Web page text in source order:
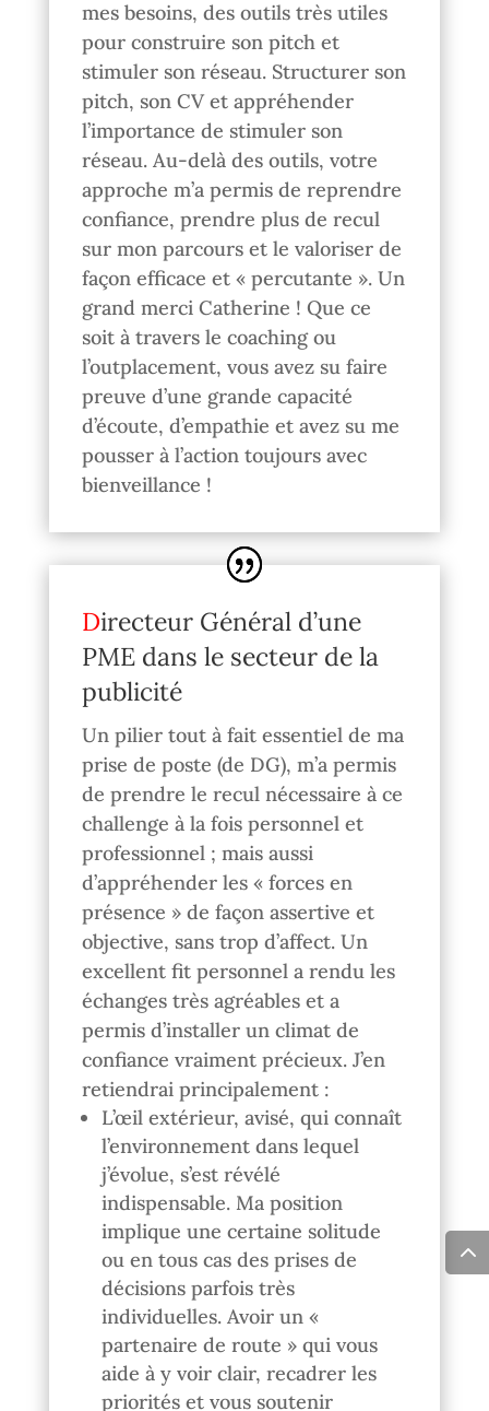
mes besoins, des outils très utiles
pour construire son pitch et
stimuler son réseau. Structurer son
pitch, son CV et appréhender
l’importance de stimuler son
réseau. Au-delà des outils, votre
approche m’a permis de reprendre
confiance, prendre plus de recul
sur mon parcours et le valoriser de
façon efficace et « percutante ». Un
grand merci Catherine ! Que ce
soit à travers le coaching ou
l’outplacement, vous avez su faire
preuve d’une grande capacité
d’écoute, d’empathie et avez su me
pousser à l’action toujours avec
bienveillance !
Directeur Général d’une
PME dans le secteur de la
publicité
Un pilier tout à fait essentiel de ma
prise de poste (de DG), m’a permis
de prendre le recul nécessaire à ce
challenge à la fois personnel et
professionnel ; mais aussi
d’appréhender les « forces en
présence » de façon assertive et
objective, sans trop d’affect. Un
excellent fit personnel a rendu les
échanges très agréables et a
permis d’installer un climat de
confiance vraiment précieux. J’en
retiendrai principalement :
L’œil extérieur, avisé, qui connaît
l’environnement dans lequel
j’évolue, s’est révélé
indispensable. Ma position
implique une certaine solitude
ou en tous cas des prises de
décisions parfois très
individuelles. Avoir un «
partenaire de route » qui vous
aide à y voir clair, recadrer les
priorités et vous soutenir